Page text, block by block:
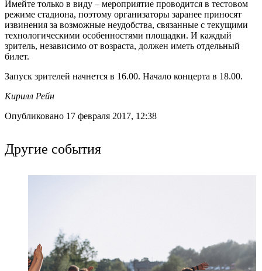
Имейте только в виду – мероприятие проводится в тестовом
режиме стадиона, поэтому организаторы заранее приносят
извинения за возможные неудобства, связанные с текущими
технологическими особенностями площадки. И каждый
зритель, независимо от возраста, должен иметь отдельный
билет.
Запуск зрителей начнется в 16.00. Начало концерта в 18.00.
Кирилл Рейн
Опубликовано 17 февраля 2017, 12:38
Другие события